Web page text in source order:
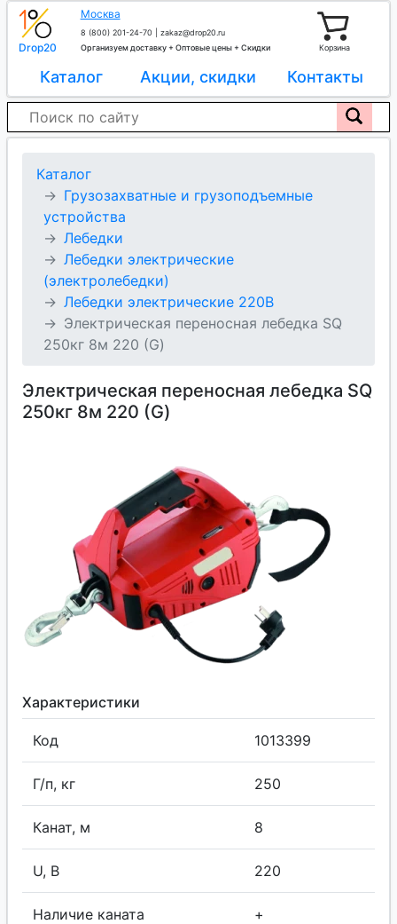
Drop20
Москва
8 (800) 201-24-70
zakaz@drop20.ru
Организуем доставку + Оптовые цены + Скидки
Корзина
Каталог Акции, скидки Контакты
Каталог
Грузозахватные и грузоподъемные
устройства
Лебедки
Лебедки электрические
(электролебедки)
Лебедки электрические 220В
Электрическая переносная лебедка SQ
250кг 8м 220 (G)
Электрическая переносная лебедка SQ
250кг 8м 220 (G)
Характеристики
Код 1013399
Г/п, кг 250
Канат, м 8
U, В 220
Наличие каната +